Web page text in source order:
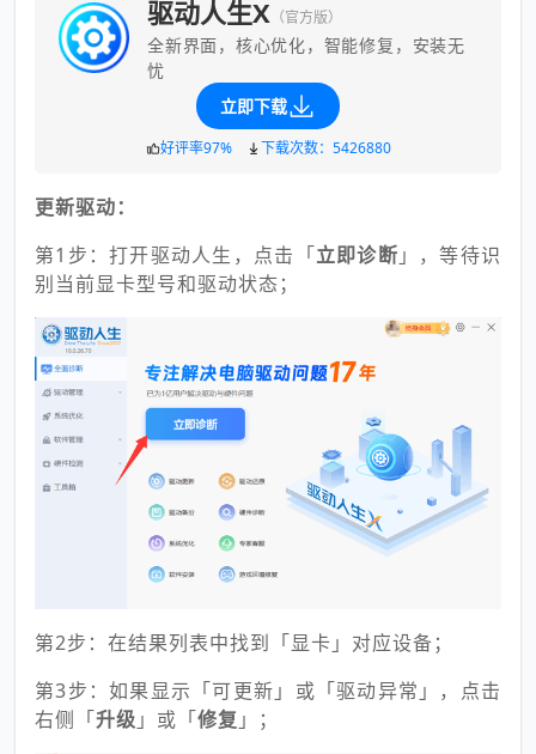
驱动人生X （官方版）
全新界面，核心优化，智能修复，安装无
忧
立即下载
好评率97% 下载次数：5426880
更新驱动：
第1步：打开驱动人生，点击「立即诊断 」，等待识
别当前显卡型号和驱动状态；
第2步：在结果列表中找到「显卡」对应设备；
第3步：如果显示「可更新」或「驱动异常」，点击
右侧「升级 」或「修复 」；